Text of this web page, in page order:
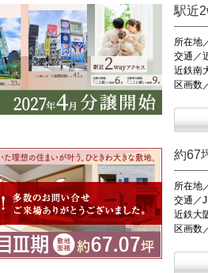
駅近
所在地
交通／
近鉄南
区画数
約67
所在地
交通／
近鉄大
区画数